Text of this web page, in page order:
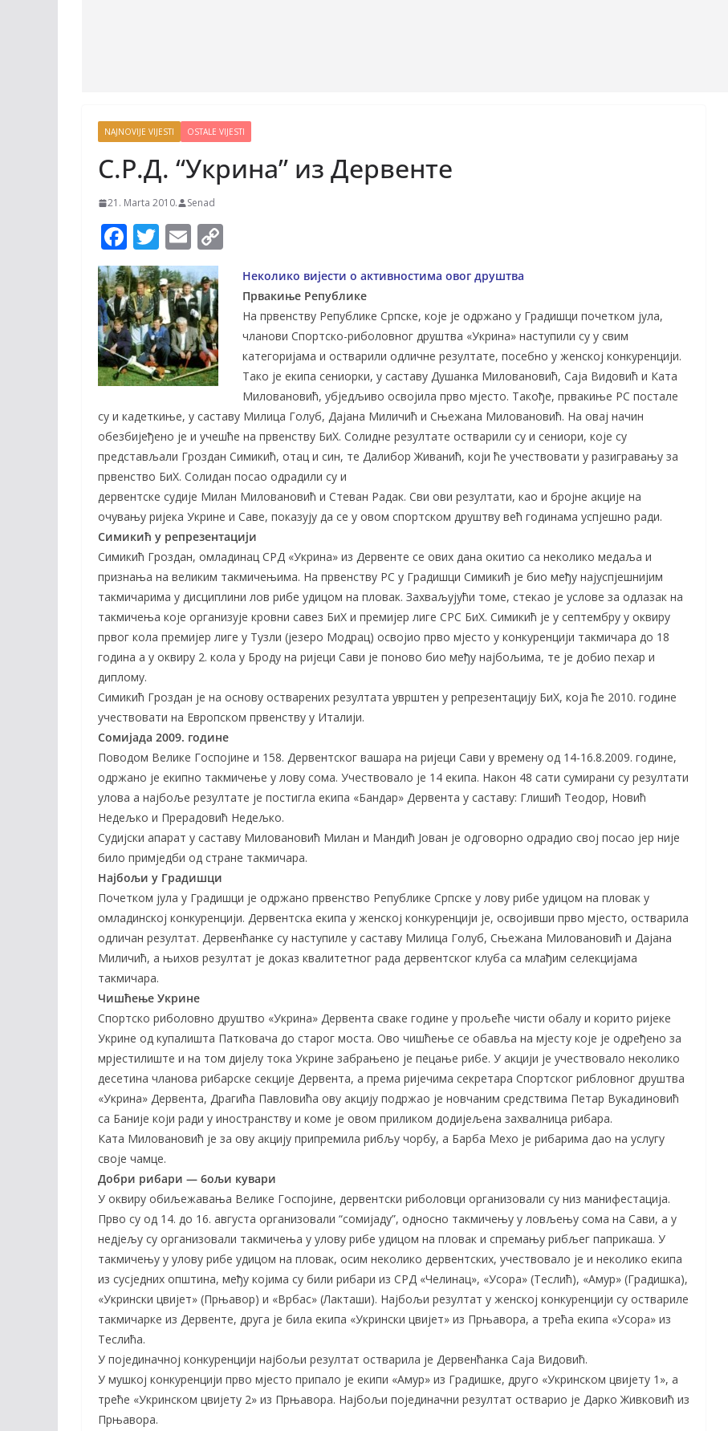
NAJNOVIJE VIJESTI OSTALE VIJESTI
С.Р.Д. “Укрина” из Дервенте
21. Marta 2010. Senad
F
ac
e
b
o
o
k
T
w
itt
er
E
m
ai
l
Li
Heкoликo вијести o aктивнocтимa oвoг друштва
Првакиње Републике
На првенству Републике Српске, које је одржано у Градишци почетком јула,
чланови Спортско-риболовног друштва «Укрина» наступили су у свим
категоријама и остварили одличне резултате, посебно у женској конкуренцији.
Тако је екипа сениорки, у саставу Душанка Миловановић, Саја Видовић и Ката
Миловановић, убједљиво освојила прво мјесто. Такође, првакиње РС постале
су и кадеткиње, у саставу Милица Голуб, Дајана Миличић и Сњежана Миловановић. На овај начин
обезбијеђено је и учешће на првенству БиХ. Солидне резултате остварили су и сениори, које су
представљали Гроздан Симикић, отац и син, те Далибор Живанић, који ће учествовати у разигравању за
првенство БиХ. Солидан посао одрадили су и
дервентске судије Милан Миловановић и Стеван Радак. Сви ови резултати, као и бројне акције на
очувању ријека Укрине и Саве, показују да се у овом спортском друштву већ годинама успјешно ради.
Cимикић у репрезентацији
Симикић Гроздан, омладинац СРД «Укрина» из Дервенте се ових дана окитио са неколико медаља и
признања на великим такмичењима. На првенству РС у Градишци Симикић је био међу најуспјешнијим
такмичарима у дисциплини лов рибе удицом на пловак. Захваљујући томе, стекао је услове за одлазак на
такмичења које организује кровни савез БиХ и премијер лиге CPC БиХ. Симикић је у септембру у оквиру
првог кола премијер лиге у Тузли (језеро Модрац) освојио прво мјесто у конкуренцији такмичара до 18
година а у оквиру 2. кола у Броду на ријеци Сави је поново био међу најбољима, те је добио пехар и
диплому.
Симикић Гроздан је на основу остварених резултата уврштен у репрезентацију БиХ, која ће 2010. године
учествовати на Европском првенству у Италији.
Сомијада 2009. године
Поводом Велике Госпојине и 158. Дервентског вашара на ријеци Сави у времену од 14-16.8.2009. године,
одржано је екипно такмичење у лову сома. Учествовало је 14 екипа. Након 48 сати сумирани су резултати
улова а најбоље резултате је постигла екипа «Бандар» Дервента у саставу: Глишић Теодор, Новић
Недељко и Прерадовић Недељко.
Судијски апарат у саставу Миловановић Милан и Мандић Јован је одговорно одрадио свој посао јер није
било примједби од стране такмичара.
Најбољи у Градишци
Почетком јула у Градишци је одржано првенство Републике Српске у лову рибе удицом на пловак у
омладинској конкуренцији. Дервентска екипа у женској конкуренцији је, освојивши прво мјесто, остварила
одличан резултат. Дервенћанке су наступиле у саставу Милица Голуб, Сњежана Миловановић и Дајана
Миличић, а њихов резултат је доказ квалитетног рада дервентског клуба са млађим селекцијама
такмичара.
Чишћење Укрине
Спортско риболовно друштво «Укрина» Дервента сваке године у прољеће чисти обалу и корито ријеке
Укрине од купалишта Патковача до старог моста. Ово чишћење се обавља на мјесту које је одређено за
мрјестилиште и на том дијелу тока Укрине забрањено је пецање рибе. У акцији је учествовало неколико
десетина чланова рибарске секције Дервента, а према ријечима секретара Спортског рибловног друштва
«Укрина» Дервента, Драгића Павловића ову акцију подржао је новчаним средствима Петар Вукадиновић
са Баније који ради у иностранству и коме је овом приликом додијељена захвалница рибара.
Ката Миловановић је за ову акцију припремила рибљу чорбу, а Барба Мехо је рибарима дао на услугу
своје чамце.
Добри рибари — 6ољи кувари
У оквиру обиљежавања Велике Госпојине, дервентски риболовци организовали су низ манифестација.
Прво су од 14. до 16. августа организовали “сомијаду”, односно такмичењу у ловљењу сома на Сави, а у
недјељу су организовали такмичења у улову рибе удицом на пловак и спремању рибљег паприкаша. У
такмичењу у улову рибе удицом на пловак, осим неколико дервентских, учествовало је и неколико екипа
из сусједних општина, међу којима су били рибари из СРД «Челинац», «Усора» (Теслић), «Амур» (Градишка),
«Укрински цвијет» (Прњавор) и «Врбас» (Лакташи). Најбољи резултат у женској конкуренцији су оствариле
такмичарке из Дервенте, друга је била екипа «Укрински цвијет» из Прњавора, а трећа екипа «Усора» из
Теслића.
У појединачној конкуренцији најбољи резултат остварила је Дервенћанка Саја Видовић.
У мушкој конкуренцији прво мјесто припало је екипи «Амур» из Градишке, друго «Укринском цвијету 1», а
треће «Укринском цвијету 2» из Прњавора. Најбољи појединачни резултат остварио је Дарко Живковић из
Прњавора.